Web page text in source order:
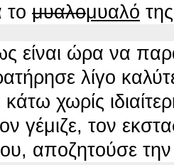
το μυαλομυαλό
είναι ώρα να
λίγο
κάτω χωρίς
γέμιζε, τον
αποζητούσε